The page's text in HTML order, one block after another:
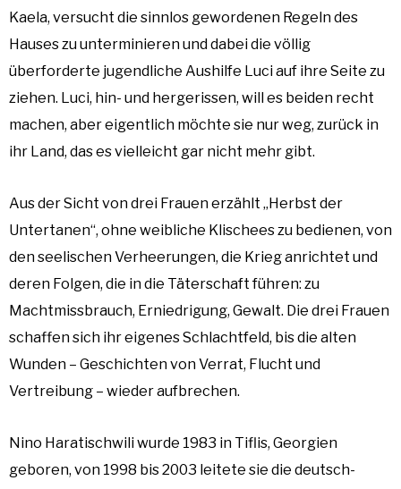
Kaela, versucht die sinnlos gewordenen Regeln des
Hauses zu unterminieren und dabei die völlig
überforderte jugendliche Aushilfe Luci auf ihre Seite zu
ziehen. Luci, hin- und hergerissen, will es beiden recht
machen, aber eigentlich möchte sie nur weg, zurück in
ihr Land, das es vielleicht gar nicht mehr gibt.
Aus der Sicht von drei Frauen erzählt „Herbst der
Untertanen“, ohne weibliche Klischees zu bedienen, von
den seelischen Verheerungen, die Krieg anrichtet und
deren Folgen, die in die Täterschaft führen: zu
Machtmissbrauch, Erniedrigung, Gewalt. Die drei Frauen
schaffen sich ihr eigenes Schlachtfeld, bis die alten
Wunden – Geschichten von Verrat, Flucht und
Vertreibung – wieder aufbrechen.
Nino Haratischwili wurde 1983 in Tiflis, Georgien
geboren, von 1998 bis 2003 leitete sie die deutsch-